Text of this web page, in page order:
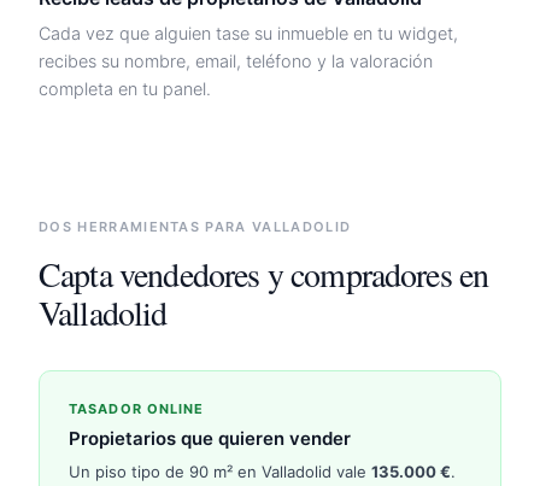
Cada vez que alguien tase su inmueble en tu widget,
recibes su nombre, email, teléfono y la valoración
completa en tu panel.
DOS HERRAMIENTAS PARAVALLADOLID
Capta vendedores y compradores en
Valladolid
TASADOR ONLINE
Propietarios que quieren vender
Un piso tipo de 90 m² en Valladolid vale 135.000€.